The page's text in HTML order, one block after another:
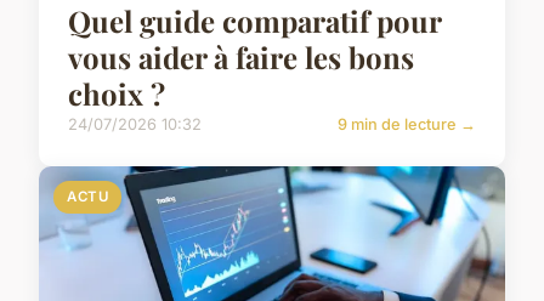
Quel guide comparatif pour
vous aider à faire les bons
choix ?
24/07/2026 10:32 9 min de lecture →
ACTU